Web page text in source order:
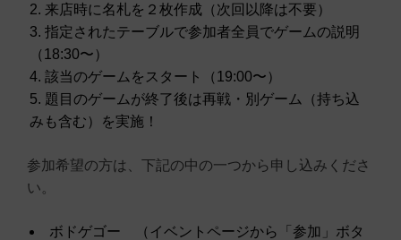
来店時に名札を２枚作成（次回以降は不要）
指定されたテーブルで参加者全員でゲームの説明
（18:30〜）
該当のゲームをスタート（19:00〜）
題目のゲームが終了後は再戦・別ゲーム（持ち込
みも含む）を実施！
参加希望の方は、下記の中の一つから申し込みくださ
い。
ボドゲゴー （イベントページから「参加」ボタ